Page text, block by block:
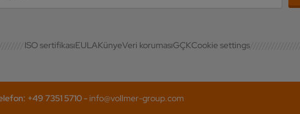
ISO sertifikasıEULAKünyeVeri korumasıGÇKCookie settings
+49 7351 5710 - info@vollmer-group.com